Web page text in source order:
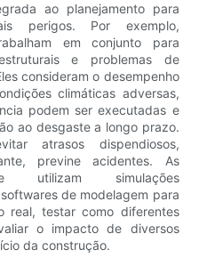
ao planejamento para
perigos. Por exemplo,
em conjunto para
e problemas de
consideram o desempenho
climáticas adversas,
podem ser executadas e
ao desgaste a longo prazo.
atrasos dispendiosos,
previne acidentes. As
utilizam simulações
de modelagem para
real, testar como diferentes
o impacto de diversos
da construção.